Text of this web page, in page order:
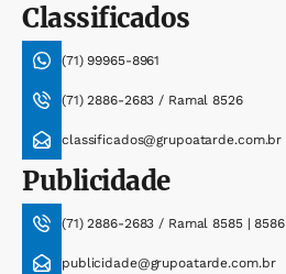
Classificados
(71) 99965-8961
(71) 2886-2683 / Ramal 8526
classificados@grupoatarde.com.br
Publicidade
(71) 2886-2683 / Ramal 8585 | 8586
publicidade@grupoatarde.com.br